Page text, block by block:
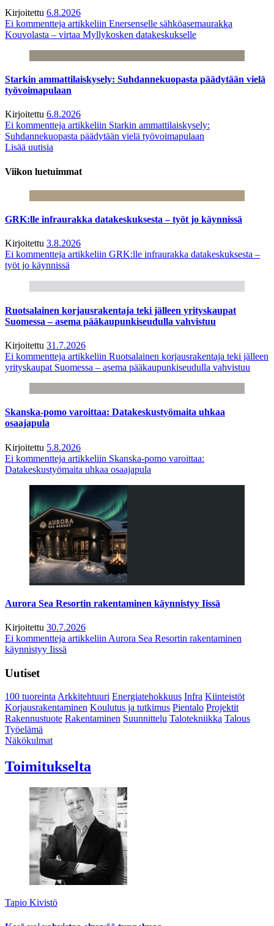
Kirjoitettu 6.8.2026
Ei kommentteja artikkeliin Enersenselle sähköasemaurakka
Kouvolasta – virtaa Myllykosken datakeskukselle
Starkin ammattilaiskysely: Suhdannekuopasta päädytään vielä
työvoimapulaan
Kirjoitettu 6.8.2026
Ei kommentteja artikkeliin Starkin ammattilaiskysely:
Suhdannekuopasta päädytään vielä työvoimapulaan
Lisää uutisia
Viikon luetuimmat
GRK:lle infraurakka datakeskuksesta – työt jo käynnissä
Kirjoitettu 3.8.2026
Ei kommentteja artikkeliin GRK:lle infraurakka datakeskuksesta –
työt jo käynnissä
Ruotsalainen korjausrakentaja teki jälleen yrityskaupat
Suomessa – asema pääkaupunkiseudulla vahvistuu
Kirjoitettu 31.7.2026
Ei kommentteja artikkeliin Ruotsalainen korjausrakentaja teki jälleen
yrityskaupat Suomessa – asema pääkaupunkiseudulla vahvistuu
Skanska-pomo varoittaa: Datakeskustyömaita uhkaa
osaajapula
Kirjoitettu 5.8.2026
Ei kommentteja artikkeliin Skanska-pomo varoittaa:
Datakeskustyömaita uhkaa osaajapula
Aurora Sea Resortin rakentaminen käynnistyy Iissä
Kirjoitettu 30.7.2026
Ei kommentteja artikkeliin Aurora Sea Resortin rakentaminen
käynnistyy Iissä
Uutiset
100 tuoreintaArkkitehtuuri Energiatehokkuus Infra Kiinteistöt
Korjausrakentaminen Koulutus ja tutkimus Pientalo Projektit
Rakennustuote Rakentaminen Suunnittelu Talotekniikka Talous
Työelämä
Näkökulmat
Toimitukselta
Tapio Kivistö